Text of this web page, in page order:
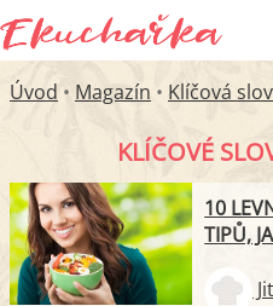
Úvod • Magazín • Klíčová
KLÍČOVÉ
10
TIPŮ,